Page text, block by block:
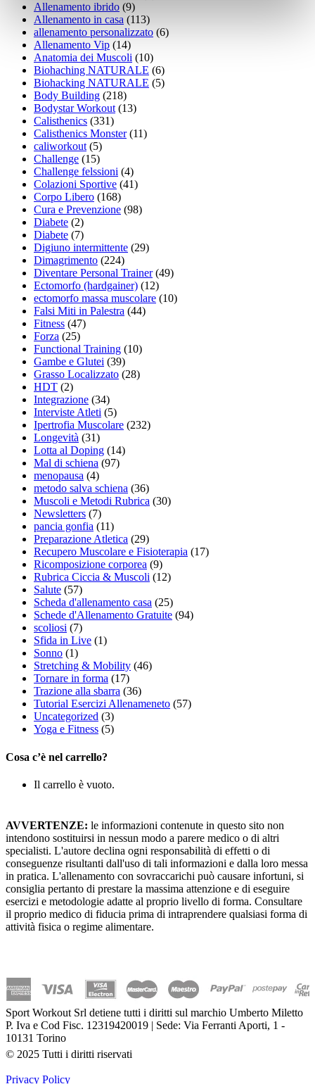
Allenamento ibrido (9)
Allenamento in casa (113)
allenamento personalizzato (6)
Allenamento Vip (14)
Anatomia dei Muscoli (10)
Biohaching NATURALE (6)
Biohacking NATURALE (5)
Body Building (218)
Bodystar Workout(13)
Calisthenics (331)
Calisthenics Monster(11)
caliworkout(5)
Challenge (15)
Challenge felssioni (4)
Colazioni Sportive (41)
Corpo Libero (168)
Cura e Prevenzione (98)
Diabete (2)
Diabete (7)
Digiuno intermittente (29)
Dimagrimento (224)
Diventare Personal Trainer(49)
Ectomorfo (hardgainer) (12)
ectomorfo massa muscolare (10)
Falsi Miti in Palestra (44)
Fitness (47)
Forza (25)
Functional Training (10)
Gambe e Glutei (39)
Grasso Localizzato (28)
HDT (2)
Integrazione (34)
Interviste Atleti (5)
Ipertrofia Muscolare (232)
Longevità (31)
Lotta al Doping (14)
Mal di schiena (97)
menopausa (4)
metodo salva schiena (36)
Muscoli e Metodi Rubrica (30)
Newsletters (7)
pancia gonfia (11)
Preparazione Atletica (29)
Recupero Muscolare e Fisioterapia (17)
Ricomposizione corporea (9)
Rubrica Ciccia & Muscoli (12)
Salute (57)
Scheda d'allenamento casa (25)
Schede d'Allenamento Gratuite (94)
scoliosi (7)
Sfida in Live (1)
Sonno (1)
Stretching & Mobility (46)
Tornare in forma (17)
Trazione alla sbarra (36)
Tutorial Esercizi Allenameneto (57)
Uncategorized (3)
Yoga e Fitness (5)
Cosa c’è nel carrello?
Il carrello è vuoto.
AVVERTENZE: le informazioni contenute in questo sito non
intendono sostituirsi in nessun modo a parere medico o di altri
specialisti. L'autore declina ogni responsabilità di effetti o di
conseguenze risultanti dall'uso di tali informazioni e dalla loro messa
in pratica. L'allenamento con sovraccarichi può causare infortuni, si
consiglia pertanto di prestare la massima attenzione e di eseguire
esercizi e metodologie adatte al proprio livello di forma. Consultare
il proprio medico di fiducia prima di intraprendere qualsiasi forma di
attività fisica o regime alimentare.
Sport Workout Srl detiene tutti i diritti sul marchio Umberto Miletto
P. Iva e Cod Fisc. 12319420019 | Sede: Via Ferranti Aporti, 1 -
10131 Torino
© 2025 Tutti i diritti riservati
Privacy Policy